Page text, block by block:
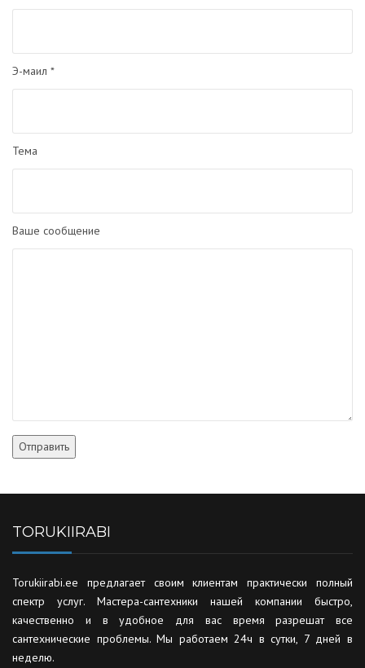
Э-маил *
Тема
Ваше сообщение
TORUKIIRABI
Torukiirabi.ee предлагает своим клиентам практически полный
спектр услуг. Мастера-сантехники нашей компании быстро,
качественно и в удобное для вас время разрешат все
сантехнические проблемы. Мы работаем 24ч в сутки, 7 дней в
неделю.